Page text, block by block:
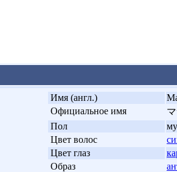
Имя (англ.)
Официальное имя
Пол
Цвет волос
Цвет глаз
Образ